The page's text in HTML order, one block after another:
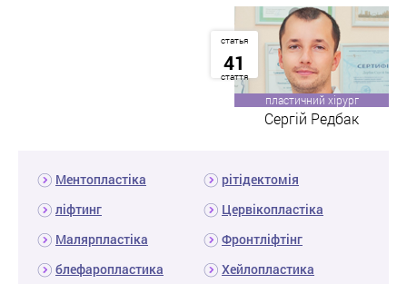
статья
41
стаття
пластичний хірург
Сергій Редбак
Ментопластіка
рітідектомія
ліфтинг
Цервікопластіка
Малярпластіка
Фронтліфтінг
блефаропластика
Хейлопластика